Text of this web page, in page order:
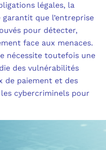
légales, la
que l’entreprise
pour détecter,
face aux menaces.
nécessite toutefois une
des vulnérabilités
de paiement et des
cybercriminels pour